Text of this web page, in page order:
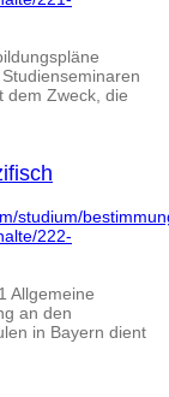
dem Zweck, die
studium/
222-
Allgemeine
an den
in Bayern dient